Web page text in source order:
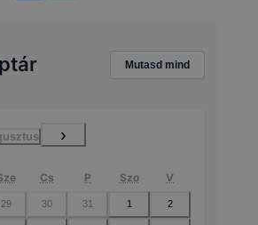
Mutasd mind
›
Cs P Szo V
29 30 31 1 2